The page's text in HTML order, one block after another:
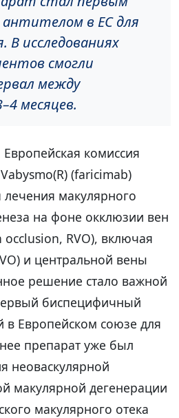
в ЕС для
В исследованиях
смогли
между
месяцев.
Европейская комиссия
(faricimab)
макулярного
на фоне окклюзии вен
occlusion, RVO), включая
и центральной вены
решение стало важной
биспецифичный
в Европейском союзе для
препарат уже был
неоваскулярной
макулярной дегенерации
макулярного отека